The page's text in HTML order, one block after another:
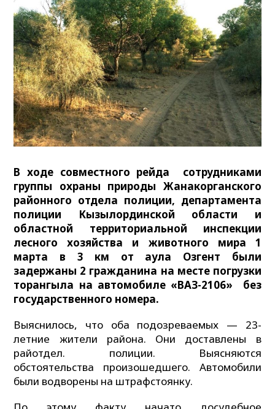
В ходе совместного рейда сотрудниками
группы охраны природы Жанакорганского
районного отдела полиции, департамента
полиции Кызылординской области и
областной территориальной инспекции
лесного хозяйства и животного мира 1
марта в 3 км от аула Озгент были
задержаны 2 гражданина на месте погрузки
торангыла на автомобиле «ВАЗ-2106» без
государственного номера.
Выяснилось, что оба подозреваемых — 23-
летние жители района. Они доставлены в
райотдел. полиции. Выясняются
обстоятельства произошедшего. Автомобили
были водворены на штрафстоянку.